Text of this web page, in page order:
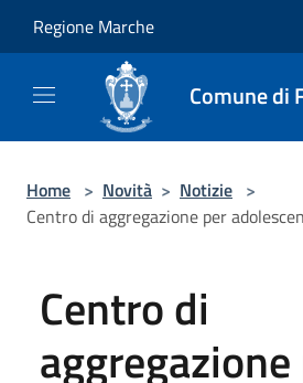
Regione Marche
Comune di
Home > Novità > Notizie >
Centro di aggregazione per
Centro di